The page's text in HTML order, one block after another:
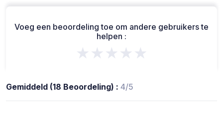
Voeg een beoordeling toe om andere gebruikers te
helpen :
★★★★★
Gemiddeld (18 Beoordeling) : 4/5